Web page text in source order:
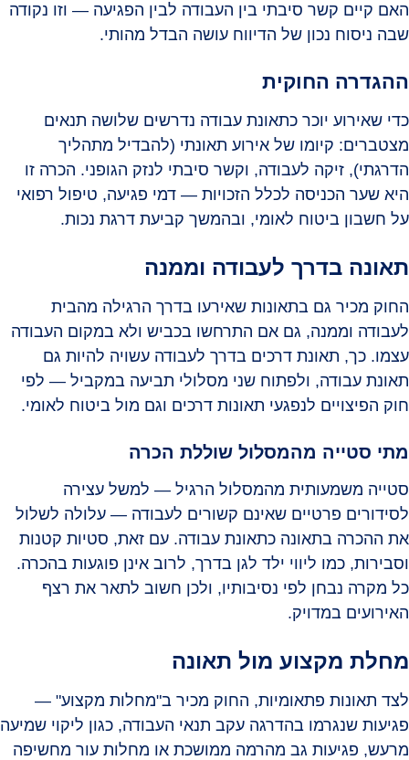
האם קיים קשר סיבתי בין העבודה לבין הפגיעה — וזו נקודה
שבה ניסוח נכון של הדיווח עושה הבדל מהותי.
ההגדרה החוקית
כדי שאירוע יוכר כתאונת עבודה נדרשים שלושה תנאים
מצטברים: קיומו של אירוע תאונתי (להבדיל מתהליך
הדרגתי), זיקה לעבודה, וקשר סיבתי לנזק הגופני. הכרה זו
היא שער הכניסה לכלל הזכויות — דמי פגיעה, טיפול רפואי
על חשבון ביטוח לאומי, ובהמשך קביעת דרגת נכות.
תאונה בדרך לעבודה וממנה
החוק מכיר גם בתאונות שאירעו בדרך הרגילה מהבית
לעבודה וממנה, גם אם התרחשו בכביש ולא במקום העבודה
עצמו. כך, תאונת דרכים בדרך לעבודה עשויה להיות גם
תאונת עבודה, ולפתוח שני מסלולי תביעה במקביל — לפי
חוק הפיצויים לנפגעי תאונות דרכים וגם מול ביטוח לאומי.
מתי סטייה מהמסלול שוללת הכרה
סטייה משמעותית מהמסלול הרגיל — למשל עצירה
לסידורים פרטיים שאינם קשורים לעבודה — עלולה לשלול
את ההכרה בתאונה כתאונת עבודה. עם זאת, סטיות קטנות
וסבירות, כמו ליווי ילד לגן בדרך, לרוב אינן פוגעות בהכרה.
כל מקרה נבחן לפי נסיבותיו, ולכן חשוב לתאר את רצף
האירועים במדויק.
מחלת מקצוע מול תאונה
לצד תאונות פתאומיות, החוק מכיר ב"מחלות מקצוע" —
פגיעות שנגרמו בהדרגה עקב תנאי העבודה, כגון ליקוי שמיעה
מרעש, פגיעות גב מהרמה ממושכת או מחלות עור מחשיפה